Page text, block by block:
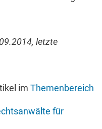
letzte
im Themenbereich
für